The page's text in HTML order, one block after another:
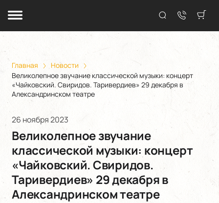
Главная
Новости
Великолепное звучание классической музыки: концерт
«Чайковский. Свиридов. Таривердиев» 29 декабря в
Александринском театре
26 ноября 2023
Великолепное звучание
классической музыки: концерт
«Чайковский. Свиридов.
Таривердиев» 29 декабря в
Александринском театре